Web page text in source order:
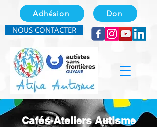
Adhésion Don
NOUS CONTACTER
Cafés-Ateliers Autisme